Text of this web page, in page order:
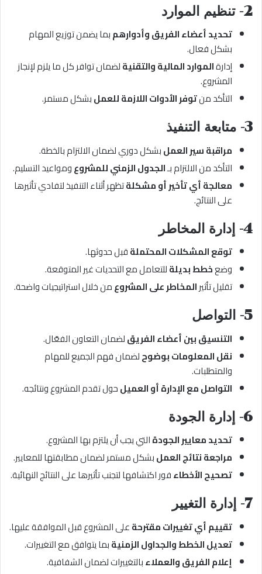
2- تنظيم الموارد
تحديد أعضاء الفريق وأدوارهمبما يضمن توزيع المهام
بشكل فعال.
إدارةالموارد المالية والتقنيةلضمان توافر كل ما يلزم لإنجاز
المشروع.
التأكد منتوفر الأدوات اللازمة للعملبشكل مستمر.
3- متابعة التنفيذ
مراقبة سير العملبشكل دوري لضمان الالتزام بالخطة.
التأكد من الالتزام بـالجدول الزمني للمشروعومواعيد التسليم.
معالجة أي تأخير أو مشكلةتظهر أثناء التنفيذ لتفادي تأثيرها
على النتائج.
4- إدارة المخاطر
توقع المشكلات المحتملةقبل حدوثها.
وضعخطط بديلةللتعامل مع التحديات غير المتوقعة.
تقليل تأثيرالمخاطر على المشروعمن خلال استراتيجيات واضحة.
5- التواصل
التنسيق بين أعضاء الفريقلضمان التعاون الفعّال.
نقل المعلومات بوضوحلضمان فهم الجميع للمهام
والمتطلبات.
التواصل مع الإدارة أو العميلحول تقدم المشروع ونتائجه.
6- إدارة الجودة
تحديد معايير الجودةالتي يجب أن يلتزم بها المشروع.
مراجعة نتائج العملبشكل مستمر لضمان مطابقتها للمعايير.
تصحيح الأخطاءفور اكتشافها لتجنب تأثيرها على النتائج النهائية.
7- إدارة التغيير
تقييم أي تغييرات مقترحةعلى المشروع قبل الموافقة عليها.
تعديل الخطط والجداول الزمنيةبما يتوافق مع التغييرات.
إعلام الفريق والعملاءبالتغييرات لضمان الشفافية.